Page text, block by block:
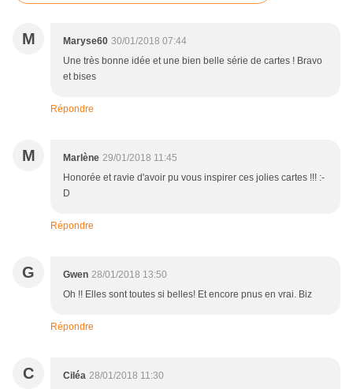
M Maryse60 30/01/2018 07:44
Une très bonne idée et une bien belle série de cartes ! Bravo
et bises
Répondre
M Marlène 29/01/2018 11:45
Honorée et ravie d'avoir pu vous inspirer ces jolies cartes !!! :-
D
Répondre
G Gwen 28/01/2018 13:50
Oh !! Elles sont toutes si belles! Et encore pnus en vrai. Biz
Répondre
C Ciléa 28/01/2018 11:30